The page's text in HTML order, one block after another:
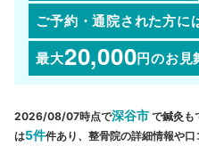
ご予約・通院された方に
最大20,000円のお見
2026/08/07時点で深谷市 で鍼灸も
は5件件あり、整骨院の詳細情報や